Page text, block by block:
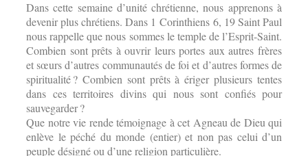
Dans cette semaine d’unité chrétienne, nous apprenons à
devenir plus chrétiens. Dans 1 Corinthiens 6, 19 Saint Paul
nous rappelle que nous sommes le temple de l’Esprit-Saint.
Combien sont prêts à ouvrir leurs portes aux autres frères
et sœurs d’autres communautés de foi et d’autres formes de
spiritualité ? Combien sont prêts à ériger plusieurs tentes
dans ces territoires divins qui nous sont confiés pour
sauvegarder ?
Que notre vie rende témoignage à cet Agneau de Dieu qui
enlève le péché du monde (entier) et non pas celui d’un
peuple désigné ou d’une religion particulière.